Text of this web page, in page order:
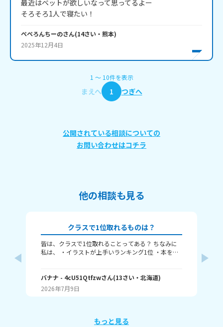
最近はベットが欲しいなって思ってるよー
そろそろ1人で寝たい！
ぺぺろんちーのさん(14さい・ 熊本)
2025年12月4日
1 〜 10件を表示
まえへ 1 つぎへ
公開されている相談についての
お問い合わせはコチラ
他の相談も見る
クラスで1位取れるものは？
皆は、クラスで1位取れることってある？ ちなみに
私は、 ・イラストが上手いランキング1位 ・本を読
ングで1位取れる？ 書いてくれたら嬉しいです！ じ
ゃね。
バナナ - 4cU51Qtfzwさん(13さい・ 北海道)
2026年7月9日
もっと見る